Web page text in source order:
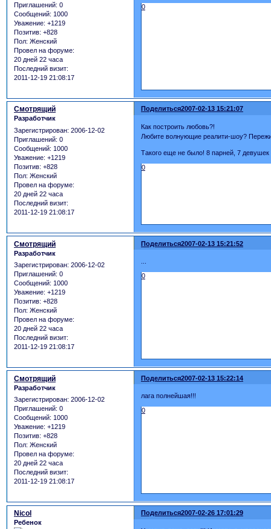
Приглашений: 0
Сообщений: 1000
Уважение: +1219
Позитив: +828
Пол: Женский
Провел на форуме:
20 дней 22 часа
Последний визит:
2011-12-19 21:08:17
0
Поделиться2007-02-13 15:21:07
Смотрящий
Разработчик
Зарегистрирован: 2006-12-02
Приглашений: 0
Сообщений: 1000
Уважение: +1219
Позитив: +828
Пол: Женский
Провел на форуме:
20 дней 22 часа
Последний визит:
2011-12-19 21:08:17
Как построить любовь?!
Любите волнующие реалити-шоу?
Такого еще не было! 8 парней, 7
0
Поделиться2007-02-13 15:21:52
Смотрящий
Разработчик
Зарегистрирован: 2006-12-02
Приглашений: 0
Сообщений: 1000
Уважение: +1219
Позитив: +828
Пол: Женский
Провел на форуме:
20 дней 22 часа
Последний визит:
2011-12-19 21:08:17
0
Поделиться2007-02-13 15:22:14
Смотрящий
Разработчик
Зарегистрирован: 2006-12-02
Приглашений: 0
Сообщений: 1000
Уважение: +1219
Позитив: +828
Пол: Женский
Провел на форуме:
20 дней 22 часа
Последний визит:
2011-12-19 21:08:17
лага полнейшая!!!
0
Поделиться2007-02-26 17:01:29
Nicol
Ребенок